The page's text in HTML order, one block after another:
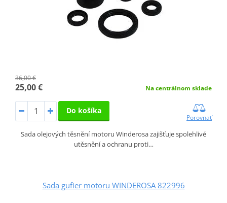
36,00 €
25,00 € Na centrálnom sklade
Do košíka
Porovnať
Sada olejových těsnění motoru Winderosa zajišťuje spolehlivé
utěsnění a ochranu proti…
Sada gufier motoru WINDEROSA 822996